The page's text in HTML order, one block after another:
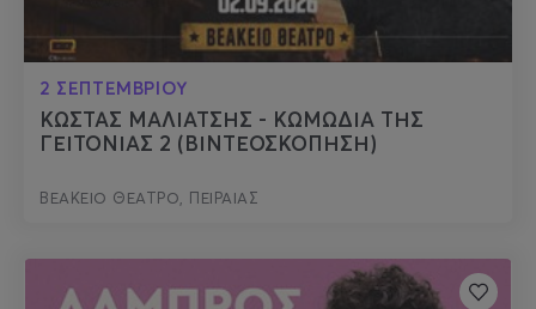
2 ΣΕΠΤΕΜΒΡΙΟΥ
ΚΩΣΤΑΣ ΜΑΛΙΑΤΣΗΣ - ΚΩΜΩΔΙΑ ΤΗΣ
ΓΕΙΤΟΝΙΑΣ 2 (ΒΙΝΤΕΟΣΚΟΠΗΣΗ)
ΒΕΑΚΕΙΟ ΘΕΑΤΡΟ, ΠΕΙΡΑΙΑΣ